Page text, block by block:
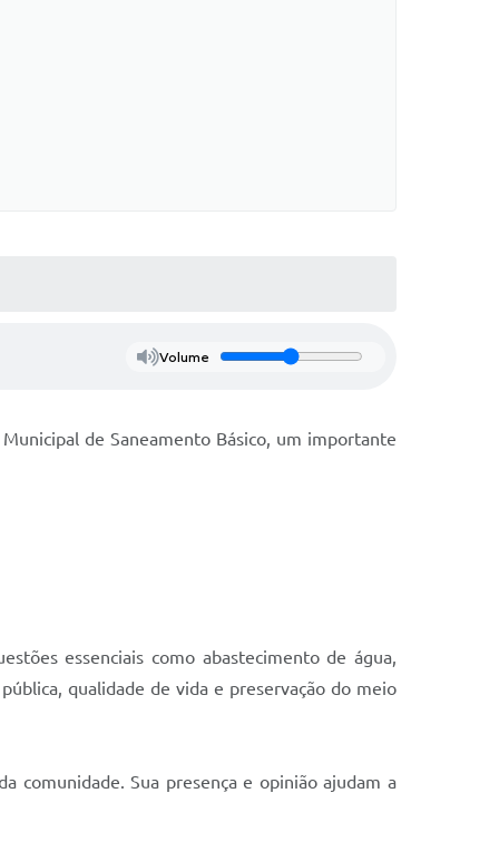
Volume
de Saneamento Básico, um importante
essenciais como abastecimento de água,
qualidade de vida e preservação do meio
comunidade. Sua presença e opinião ajudam a